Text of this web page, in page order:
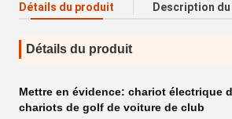
Détails du produit Description
Détails du produit
Mettre en évidence: chariot électrique
chariots de golf de voiture de club